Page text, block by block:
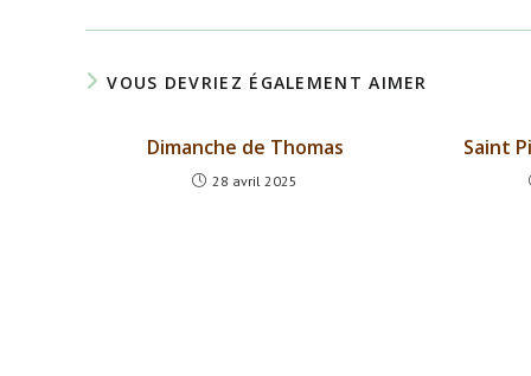
VOUS DEVRIEZ ÉGALEMENT AIMER
Dimanche de Thomas
28 avril 2025
Saint